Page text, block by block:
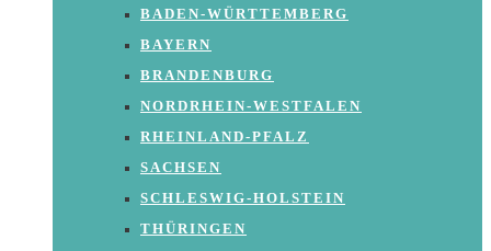
BADEN-WÜRTTEMBERG
BAYERN
BRANDENBURG
NORDRHEIN-WESTFALEN
RHEINLAND-PFALZ
SACHSEN
SCHLESWIG-HOLSTEIN
THÜRINGEN